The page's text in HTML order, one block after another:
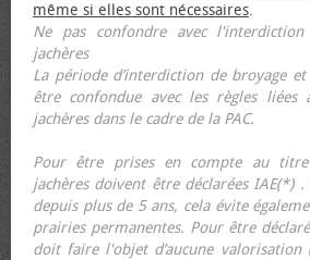
même si elles sont nécessaires.
Ne pas confondre avec
jachères
La période d’interdiction de broyage
être confondue avec les règles liées
jachères dans le cadre de la PAC.
Pour être prises en compte au
jachères doivent être déclarées IAE(*)
depuis plus de 5 ans, cela évite
prairies permanentes. Pour être
doit faire l'objet d’aucune valorisation